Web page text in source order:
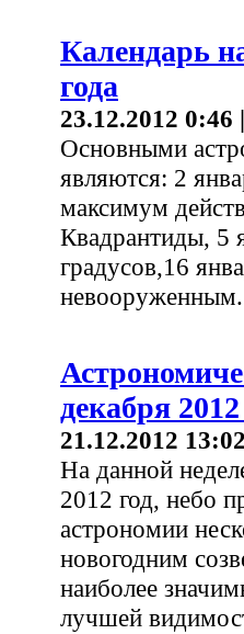
Календарь
года
23.12.2012 0:46 |
Основными
являются: 2
максимум
Квадрантиды, 5
градусов,16
декабря 2012
21.12.2012
На данной
2012 год, небо
астрономии
новогодним
наиболее
лучшей